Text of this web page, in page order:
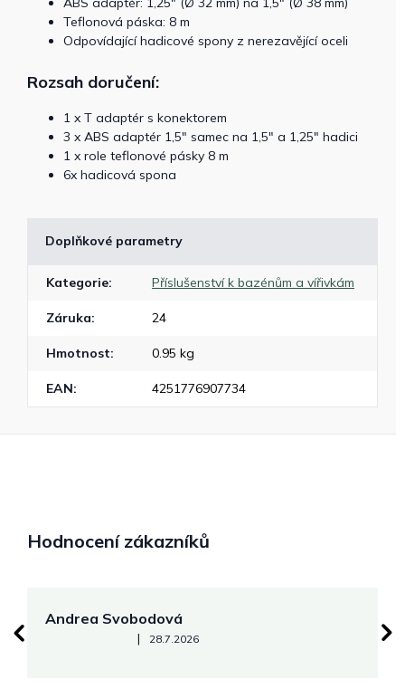
Teflonová páska: 8 m
Odpovídající hadicové spony z nerezavějící oceli
Rozsah doručení:
1 x T adaptér s konektorem
3 x ABS adaptér 1,5" samec na 1,5" a 1,25" hadici
1 x role teflonové pásky 8 m
6x hadicová spona
Doplňkové parametry
Kategorie: Příslušenství k bazénům a vířivkám
Záruka: 24
Hmotnost: 0.95 kg
EAN: 4251776907734
Hodnocení zákazníků
Andrea Svobodová
Hodnocení obchodu je 5 z 5 hvězdiček.
| 28.7.2026